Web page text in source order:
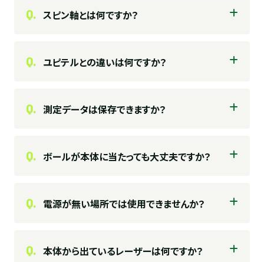
Q. スピン軸とは何ですか？
Q. ユピテルとの違いは何ですか？
Q. 測定データは保存できますか？
Q. ボールが本体に当たっても大丈夫ですか？
Q. 電源が無い場所では使用できませんか？
Q. 本体から出ているレーザーは何ですか？